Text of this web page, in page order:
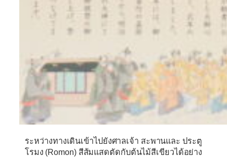
ระหว่างทางเดินเข้าไปยังศาลเจ้า สะพานและ ประตู
โรมง (Romon)สีส้มแสดตัดกับต้นไม้สีเขียวได้อย่าง